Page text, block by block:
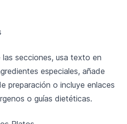
secciones, usa texto en
especiales, añade
preparación o incluye enlaces
o guías dietéticas.